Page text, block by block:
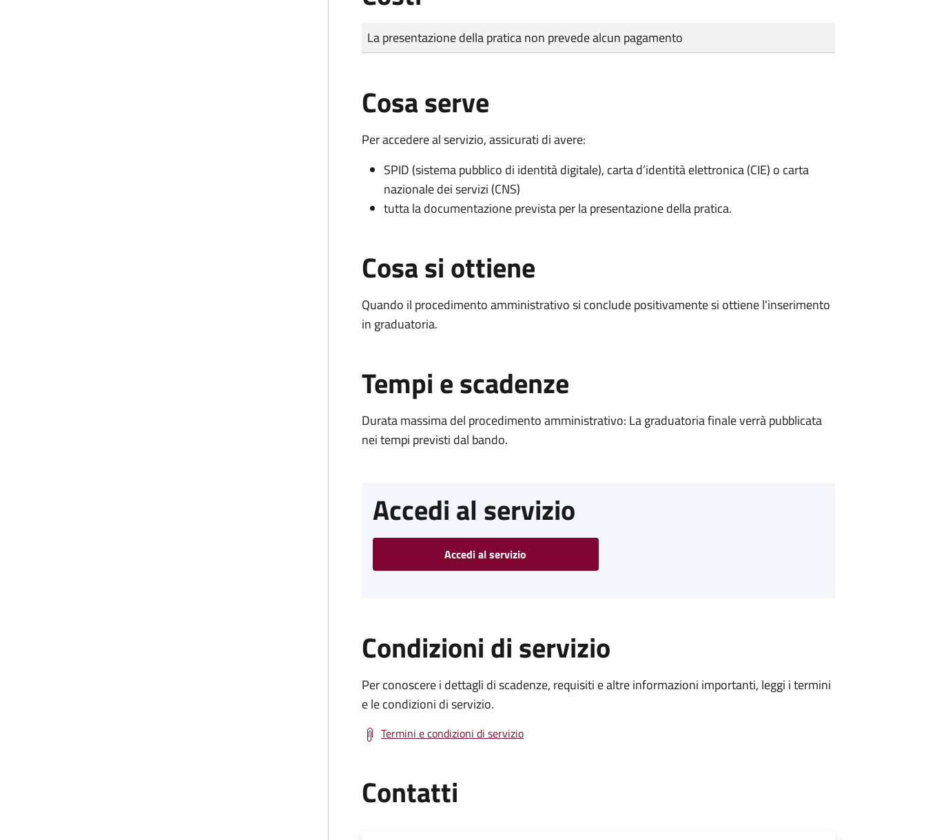
Tipo di pagamento
Importo
La presentazione della pratica non prevede alcun pagamento
Cosa serve
Per accedere al servizio, assicurati di avere:
SPID (sistema pubblico di identità digitale), carta d’identità elettronica (CIE) o carta
nazionale dei servizi (CNS)
tutta la documentazione prevista per la presentazione della pratica.
Cosa si ottiene
Quando il procedimento amministrativo si conclude positivamente si ottiene l'inserimento
in graduatoria.
Tempi e scadenze
Durata massima del procedimento amministrativo: La graduatoria finale verrà pubblicata
nei tempi previsti dal bando.
Accedi al servizio
Accedi al servizio
Condizioni di servizio
Per conoscere i dettagli di scadenze, requisiti e altre informazioni importanti, leggi i termini
e le condizioni di servizio.
Termini e condizioni di servizio
Contatti